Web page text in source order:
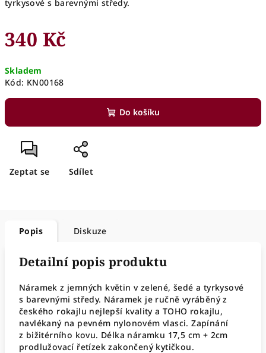
tyrkysové s barevnými středy.
340 Kč
cena:
Skladem
Kód: KN00168
Do košíku
Zeptat se Sdílet
Popis Diskuze
Detailní popis produktu
Náramek z jemných květin v zelené, šedé a tyrkysové
s barevnými středy. Náramek je ručně vyráběný z
českého rokajlu nejlepší kvality a TOHO rokajlu,
navlékaný na pevném nylonovém vlasci. Zapínání
z bižitérního kovu. Délka náramku 17,5 cm + 2cm
prodlužovací řetízek zakončený kytičkou.